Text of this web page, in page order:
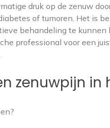
druk op de zenuw
of tumoren. Het is
behandeling te kunnen
professional voor een
zenuwpijn in